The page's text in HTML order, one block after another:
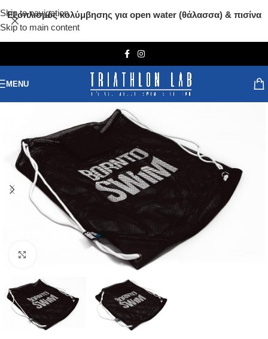
Skip to navigation
Skip to main content
Εξοπλισμός κολύμβησης για open water (θάλασσα) & πισίνα
MENU